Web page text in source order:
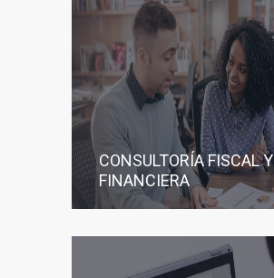
CONSULTORÍA FISCAL Y
FINANCIERA